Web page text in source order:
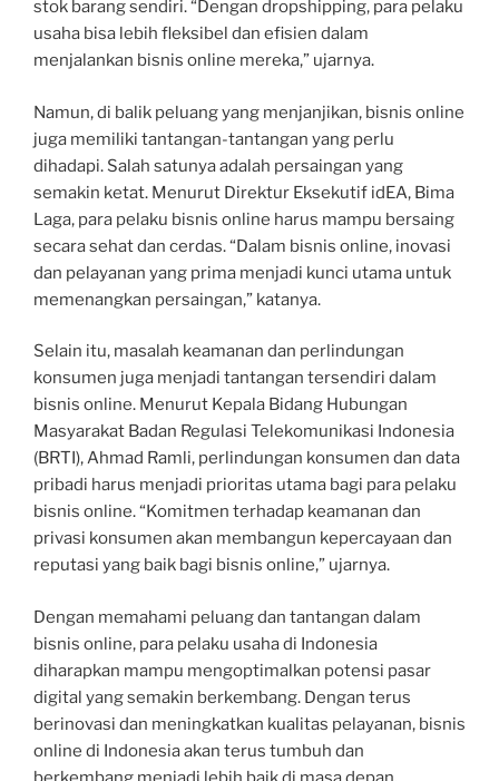
stok barang sendiri. “Dengan dropshipping, para pelaku
usaha bisa lebih fleksibel dan efisien dalam
menjalankan bisnis online mereka,” ujarnya.
Namun, di balik peluang yang menjanjikan, bisnis online
juga memiliki tantangan-tantangan yang perlu
dihadapi. Salah satunya adalah persaingan yang
semakin ketat. Menurut Direktur Eksekutif idEA, Bima
Laga, para pelaku bisnis online harus mampu bersaing
secara sehat dan cerdas. “Dalam bisnis online, inovasi
dan pelayanan yang prima menjadi kunci utama untuk
memenangkan persaingan,” katanya.
Selain itu, masalah keamanan dan perlindungan
konsumen juga menjadi tantangan tersendiri dalam
bisnis online. Menurut Kepala Bidang Hubungan
Masyarakat Badan Regulasi Telekomunikasi Indonesia
(BRTI), Ahmad Ramli, perlindungan konsumen dan data
pribadi harus menjadi prioritas utama bagi para pelaku
bisnis online. “Komitmen terhadap keamanan dan
privasi konsumen akan membangun kepercayaan dan
reputasi yang baik bagi bisnis online,” ujarnya.
Dengan memahami peluang dan tantangan dalam
bisnis online, para pelaku usaha di Indonesia
diharapkan mampu mengoptimalkan potensi pasar
digital yang semakin berkembang. Dengan terus
berinovasi dan meningkatkan kualitas pelayanan, bisnis
online di Indonesia akan terus tumbuh dan